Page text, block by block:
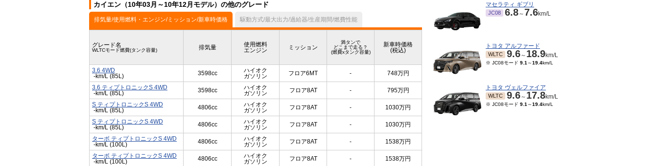
カイエン（10年03月～10年12月モデル）の他のグレード
排気量/使用燃料・エンジン/ミッション/新車時価格 駆動方式/最大出力/過給器/生産期間/燃費性能
グレード名
WLTCモード燃費(タンク容量) 排気量
使用燃料
エンジン
ミッション
満タンで
どこまで走る？
(燃費xタンク容量)
新車時価格
(税込)
3.6 4WD
-km/L (85L)
3598cc
ハイオク
ガソリン
フロア6MT - 748万円
3.6 ティプトロニックS 4WD
-km/L (85L)
3598cc
ハイオク
ガソリン
フロア8AT - 795万円
S ティプトロニックS 4WD
-km/L (85L)
4806cc
ハイオク
ガソリン
フロア8AT - 1030万円
S ティプトロニックS 4WD
-km/L (85L)
4806cc
ハイオク
ガソリン
フロア8AT - 1030万円
ターボ ティプトロニックS 4WD
-km/L (100L)
4806cc
ハイオク
ガソリン
フロア8AT - 1538万円
ターボ ティプトロニックS 4WD
-km/L (100L)
4806cc
ハイオク
ガソリン
フロア8AT - 1538万円
マセラティ ギブリ
JC08 6.8～7.6km/L
トヨタ アルファード
WLTC 9.6～ 18.9km/L
※ JC08モード 9.1 ～19.4km/L
トヨタ ヴェルファイア
WLTC 9.6～ 17.8km/L
※ JC08モード 9.1 ～19.4km/L